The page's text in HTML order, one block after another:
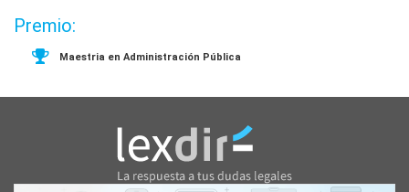
Premio:
Maestria en Administración Pública